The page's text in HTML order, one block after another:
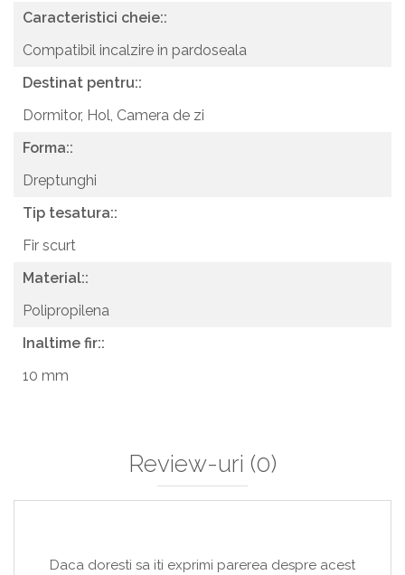
Caracteristici cheie::
Compatibil incalzire in pardoseala
Destinat pentru::
Dormitor, Hol, Camera de zi
Forma::
Dreptunghi
Tip tesatura::
Fir scurt
Material::
Polipropilena
Inaltime fir::
10 mm
Review-uri (0)
Daca doresti sa iti exprimi parerea despre acest